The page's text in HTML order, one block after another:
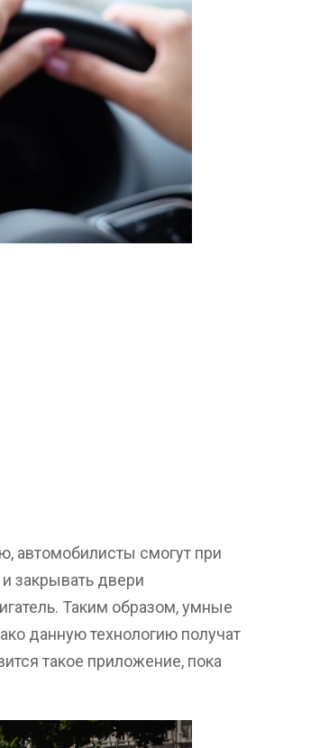
автомобилисты смогут при
закрывать двери
Таким образом, умные
данную технологию получат
такое приложение, пока